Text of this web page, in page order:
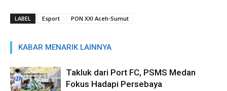
LABEL Esport PON XXI Aceh-Sumut
KABAR MENARIK LAINNYA
Takluk dari Port FC, PSMS Medan
Fokus Hadapi Persebaya